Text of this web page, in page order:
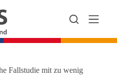
Fallstudie mit zu wenig